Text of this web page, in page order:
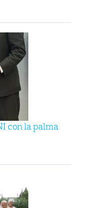
con la palma